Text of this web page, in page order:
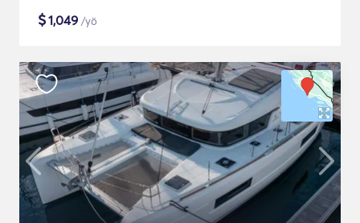
$1,049 /yö